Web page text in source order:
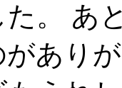
。 あ
あり